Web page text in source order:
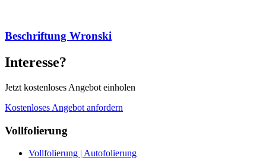
Beschriftung Wronski
Interesse?
Jetzt kostenloses Angebot einholen
Kostenloses Angebot anfordern
Vollfolierung
Vollfolierung | Autofolierung